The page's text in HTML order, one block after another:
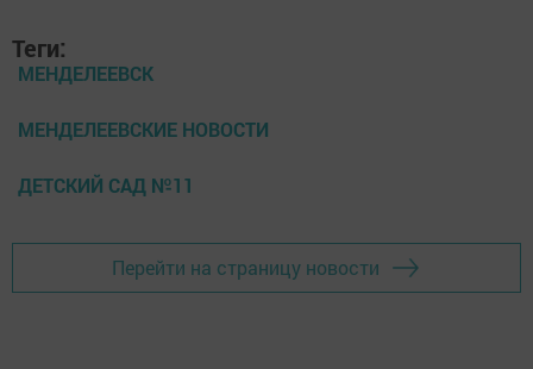
Теги:
МЕНДЕЛЕЕВСК
МЕНДЕЛЕЕВСКИЕ НОВОСТИ
ДЕТСКИЙ САД №11
Перейти на страницу новости